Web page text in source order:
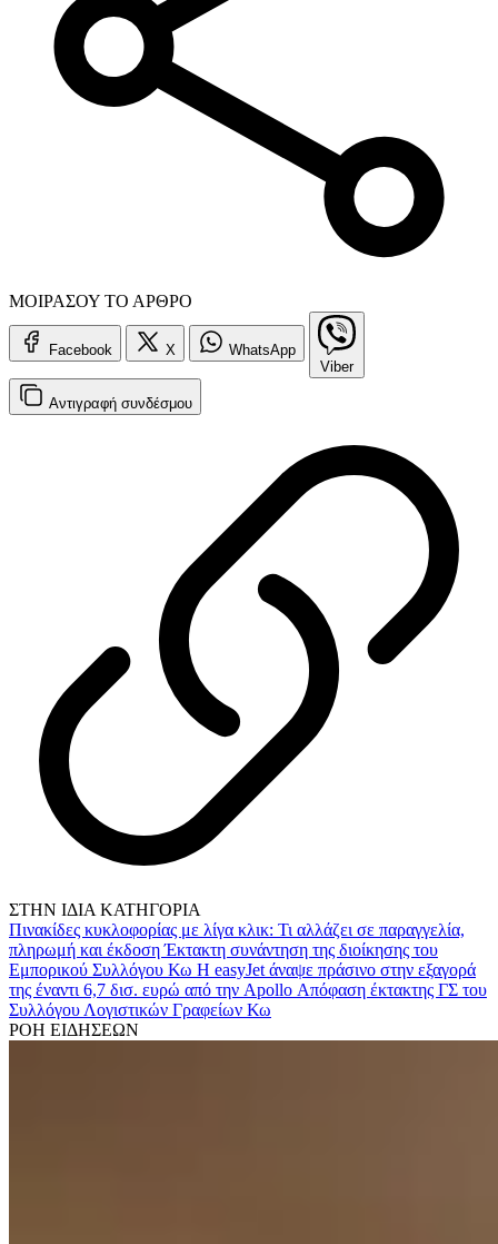
ΜΟΙΡΑΣΟΥ ΤΟ ΑΡΘΡΟ
Facebook X
WhatsApp
Viber
Αντιγραφή συνδέσμου
ΣΤΗΝ ΙΔΙΑ ΚΑΤΗΓΟΡΙΑ
Πινακίδες κυκλοφορίας με λίγα κλικ: Τι αλλάζει σε παραγγελία,
πληρωμή και έκδοσηΈκτακτη συνάντηση της διοίκησης του
Εμπορικού Συλλόγου Κω Η easyJet άναψε πράσινο στην εξαγορά
της έναντι 6,7 δισ. ευρώ από την Apollo Απόφαση έκτακτης ΓΣ του
Συλλόγου Λογιστικών Γραφείων Κω
ΡΟΗ ΕΙΔΗΣΕΩΝ